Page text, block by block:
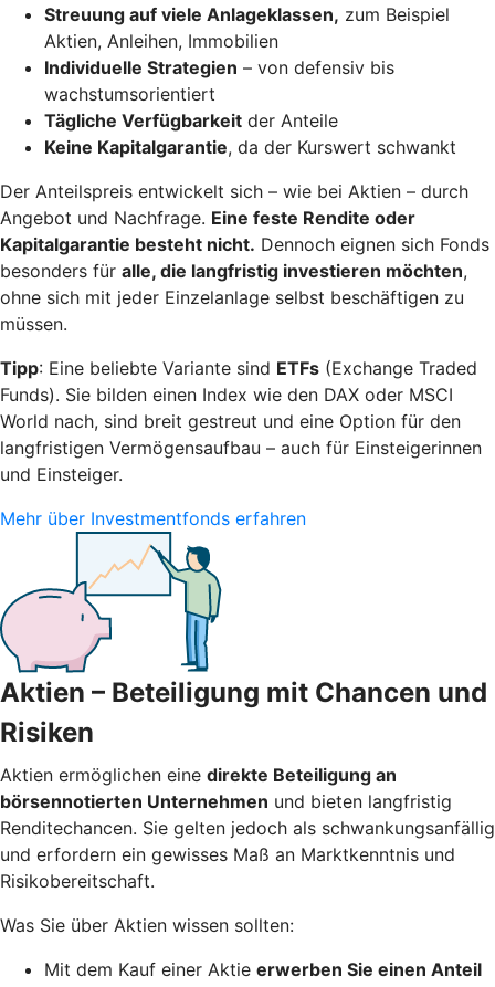
Streuung auf viele Anlageklassen, zum Beispiel
Aktien, Anleihen, Immobilien
Individuelle Strategien – von defensiv bis
wachstumsorientiert
Tägliche Verfügbarkeit der Anteile
Keine Kapitalgarantie, da der Kurswert schwankt
Der Anteilspreis entwickelt sich – wie bei Aktien – durch
Angebot und Nachfrage. Eine feste Rendite oder
Kapitalgarantie besteht nicht. Dennoch eignen sich Fonds
besonders für alle, die langfristig investieren möchten,
ohne sich mit jeder Einzelanlage selbst beschäftigen zu
müssen.
Tipp: Eine beliebte Variante sind ETFs (Exchange Traded
Funds). Sie bilden einen Index wie den DAX oder MSCI
World nach, sind breit gestreut und eine Option für den
langfristigen Vermögensaufbau – auch für Einsteigerinnen
und Einsteiger.
Mehr über Investmentfonds erfahren
Aktien – Beteiligung mit Chancen und
Risiken
Aktien ermöglichen eine direkte Beteiligung an
börsennotierten Unternehmen und bieten langfristig
Renditechancen. Sie gelten jedoch als schwankungsanfällig
und erfordern ein gewisses Maß an Marktkenntnis und
Risikobereitschaft.
Was Sie über Aktien wissen sollten:
Mit dem Kauf einer Aktie erwerben Sie einen Anteil